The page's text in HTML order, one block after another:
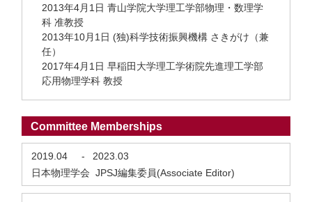
2013年4月1日 青山学院大学理工学部物理・数理学
科 准教授
2013年10月1日 (独)科学技術振興機構 さきがけ（兼
任）
2017年4月1日 早稲田大学理工学術院先進理工学部
応用物理学科 教授
Committee Memberships
2019.04 -
2023.03
日本物理学会 JPSJ編集委員(Associate Editor)